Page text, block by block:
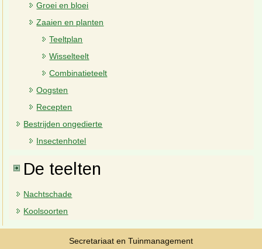
Groei en bloei
Zaaien en planten
Teeltplan
Wisselteelt
Combinatieteelt
Oogsten
Recepten
Bestrijden ongedierte
Insectenhotel
De teelten
Nachtschade
Koolsoorten
Secretariaat en Tuinmanagement